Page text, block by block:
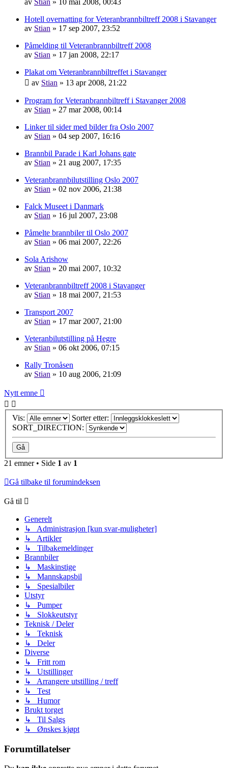
av Stian » 10 mai 2008, 00:43
Hotell overnatting for Veteranbrannbiltreff 2008 i Stavanger
av Stian » 17 sep 2007, 23:52
Påmelding til Veteranbrannbiltreff 2008
av Stian » 17 jan 2008, 22:17
Plakat om Veteranbrannbiltreffet i Stavanger
av Stian » 13 apr 2008, 21:22
Program for Veteranbrannbiltreff i Stavanger 2008
av Stian » 27 mar 2008, 00:14
Linker til sider med bilder fra Oslo 2007
av Stian » 04 sep 2007, 16:16
Brannbil Parade i Karl Johans gate
av Stian » 21 aug 2007, 17:35
Veteranbrannbilutstilling Oslo 2007
av Stian » 02 nov 2006, 21:38
Falck Museet i Danmark
av Stian » 16 jul 2007, 23:08
Påmelte brannbiler til Oslo 2007
av Stian » 06 mai 2007, 22:26
Sola Arishow
av Stian » 20 mai 2007, 10:32
Veteranbrannbiltreff 2008 i Stavanger
av Stian » 18 mai 2007, 21:53
Transport 2007
av Stian » 17 mar 2007, 21:00
Veteranbilutstilling på Hegre
av Stian » 06 okt 2006, 07:15
Rally Tronåsen
av Stian » 10 aug 2006, 21:09
Nytt emne
Vis:
Sorter etter:
SORT_DIRECTION:
21 emner • Side 1 av 1
Gå tilbake til forumindeksen
Gå til
Generelt
↳ Administrasjon [kun svar-muligheter]
↳ Artikler
↳ Tilbakemeldinger
Brannbiler
↳ Maskinstige
↳ Mannskapsbil
↳ Spesialbiler
Utstyr
↳ Pumper
↳ Slokkeutstyr
Teknisk / Deler
↳ Teknisk
↳ Deler
Diverse
↳ Fritt rom
↳ Utstillinger
↳ Arrangere utstilling / treff
↳ Test
↳ Humor
Brukt torget
↳ Til Salgs
↳ Ønskes kjøpt
Forumtillatelser